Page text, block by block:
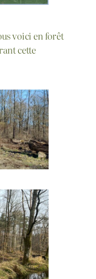
voici en forêt
cette